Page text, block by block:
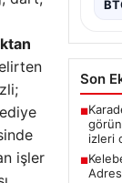
işler
Son
■
izleri
■